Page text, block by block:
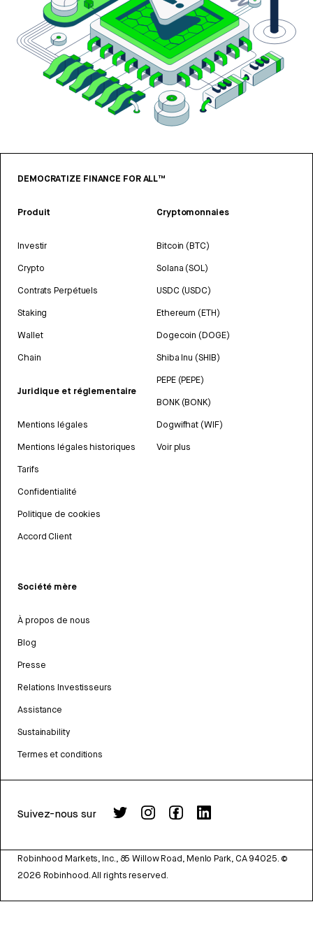
DEMOCRATIZE FINANCE FOR ALL™
Produit
Investir
Crypto
Contrats Perpétuels
Staking
Wallet
Chain
Juridique et réglementaire
Mentions légales
Mentions légales historiques
Tarifs
Confidentialité
Politique de cookies
Accord Client
Cryptomonnaies
Bitcoin (BTC)
Solana (SOL)
USDC (USDC)
Ethereum (ETH)
Dogecoin (DOGE)
Shiba Inu (SHIB)
PEPE (PEPE)
BONK (BONK)
Dogwifhat (WIF)
Voir plus
Société mère
À propos de nous
Blog
Presse
Relations Investisseurs
Assistance
Sustainability
Termes et conditions
Suivez-nous sur
Robinhood Markets, Inc., 85 Willow Road, Menlo Park, CA 94025. ©
2026 Robinhood. All rights reserved.